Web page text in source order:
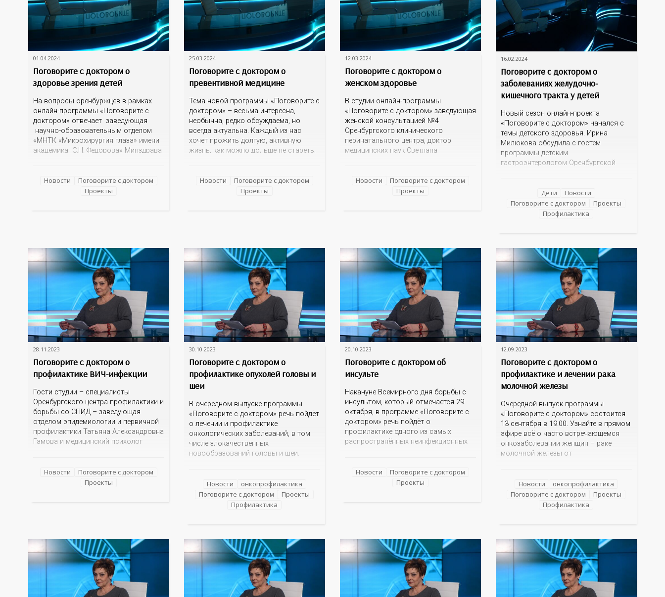
01.04.2024
Поговорите с доктором о
здоровье зрения детей
На вопросы оренбуржцев в рамках
онлайн-программы «Поговорите с
доктором» отвечает заведующая
научно-образовательным отделом
«МНТК «Микрохирургия глаза» имени
академика С.Н. Федорова» Минздрава
проблемами зрения чаще всего
обращаются в детское отделение, как
Новости
Поговорите с доктором
Проекты
25.03.2024
Поговорите с доктором о
превентивной медицине
Тема новой программы «Поговорите с
доктором» – весьма интересна,
необычна, редко обсуждаема, но
всегда актуальна. Каждый из нас
хочет прожить долгую, активную
жизнь, как можно дольше не стареть,
специалистом – Андреем
Федоровичем Тарасевичем,
Новости
Поговорите с доктором
Проекты
12.03.2024
Поговорите с доктором о
женском здоровье
В студии онлайн-программы
«Поговорите с доктором» заведующая
женской консультацией №4
Оренбургского клинического
перинатального центра, доктор
медицинских наук Светлана
репродуктивной функции,
профилактике нежелательной
Новости
Поговорите с доктором
Проекты
16.02.2024
Поговорите с доктором о
заболеваниях желудочно-
кишечного тракта у детей
Новый сезон онлайн-проекта
«Поговорите с доктором» начался с
темы детского здоровья. Ирина
Милюкова обсудила с гостем
программы детским
гастроэнтерологом Оренбургской
причины возникновения болезней
ЖКТ, симптомы заболеваний системы,
а главное, меры профилактики
Дети
Новости
Поговорите с доктором
Проекты
Профилактика
28.11.2023
Поговорите с доктором о
профилактике ВИЧ-инфекции
Гости студии – специалисты
Оренбургского центра профилактики и
борьбы со СПИД – заведующая
отделом эпидемиологии и первичной
профилактики Татьяна Александровна
Гамова и медицинский психолог
порождают небылицы, домыслы и
даже агрессию. Эксперты готовы
Новости
Поговорите с доктором
Проекты
30.10.2023
Поговорите с доктором о
профилактике опухолей головы и
шеи
В очередном выпуске программы
«Поговорите с доктором» речь пойдёт
о лечении и профилактике
онкологических заболеваний, в том
числе злокачественных
новообразований головы и шеи.
Каковы ранние признаки
онкологических заболеваний? Как
проявляется рак щитовидной железы?
Новости
онкопрофилактика
Поговорите с доктором
Проекты
Профилактика
20.10.2023
Поговорите с доктором об
инсульте
Накануне Всемирного дня борьбы с
инсультом, который отмечается 29
октября, в программе «Поговорите с
доктором» речь пойдёт о
профилактике одного из самых
распространённых неинфекционных
Каковы его первые проявления? Как
правильно оказать первую помощь?
Новости
Поговорите с доктором
Проекты
12.09.2023
Поговорите с доктором о
профилактике и лечении рака
молочной железы
Очередной выпуск программы
«Поговорите с доктором» состоится
13 сентября в 19.00. Узнайте в прямом
эфире всё о часто встречающемся
онкозаболевании женщин – раке
молочной железы от
клинического онкодиспансера –
заместителя главного врача по
амбулаторно-поликлинической работе
находится в группе риска, по каким
Новости
онкопрофилактика
Поговорите с доктором
Проекты
Профилактика